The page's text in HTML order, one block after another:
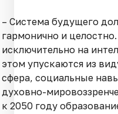
– Система будущего
гармонично и
исключительно на
этом упускаются из
сфера, социальные
духовно-
к 2050 году